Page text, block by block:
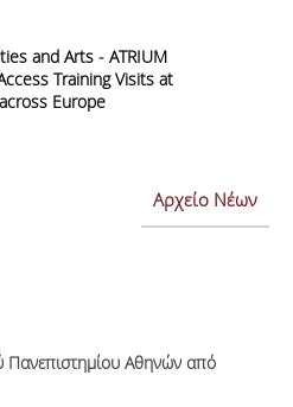
and Arts - ATRIUM
Training Visits at
Europe
Αρχείο Νέων
Πανεπιστημίου Αθηνών από